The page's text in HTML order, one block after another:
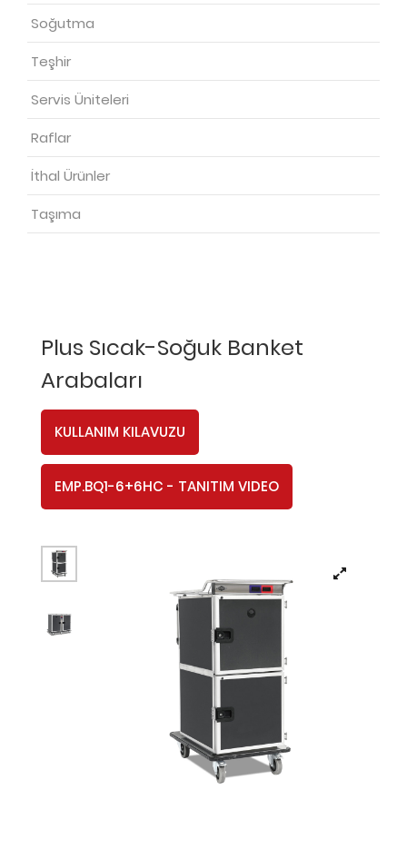
Soğutma
Teşhir
Servis Üniteleri
Raflar
İthal Ürünler
Taşıma
Plus Sıcak-Soğuk Banket
Arabaları
KULLANIM KILAVUZU
EMP.BQ1-6+6HC - TANITIM VIDEO